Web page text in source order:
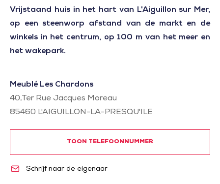
Vrijstaand huis in het hart van L'Aiguillon sur Mer,
op een steenworp afstand van de markt en de
winkels in het centrum, op 100 m van het meer en
het wakepark.
Meublé Les Chardons
40,Ter Rue Jacques Moreau
85460 L'AIGUILLON-LA-PRESQU'ILE
TOON TELEFOONNUMMER
Schrijf naar de eigenaar